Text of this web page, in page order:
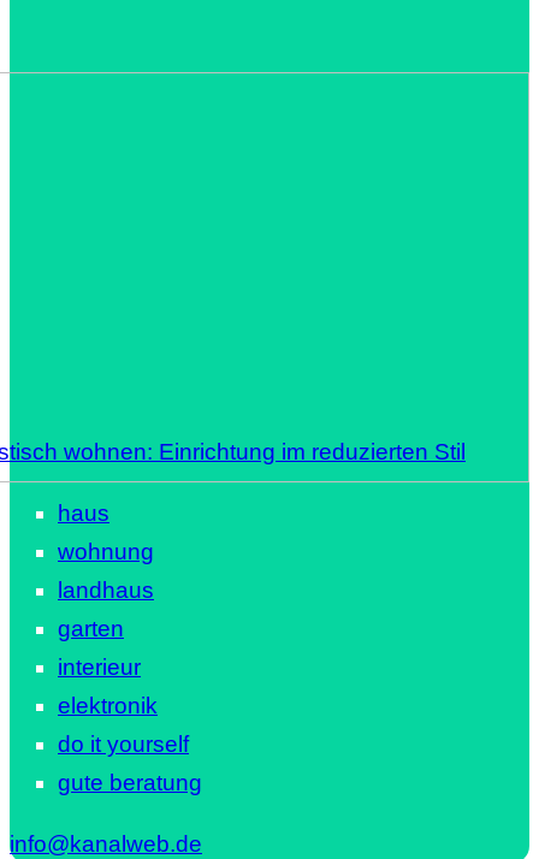
wohnen: Einrichtung im reduzierten Stil
haus
wohnung
landhaus
garten
interieur
elektronik
do it yourself
gute beratung
info@kanalweb.de